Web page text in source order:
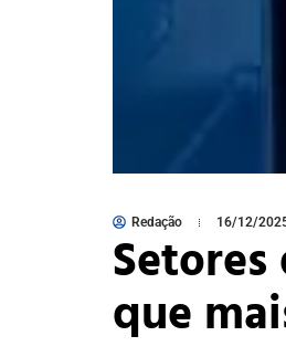
Redação 16/12/
que